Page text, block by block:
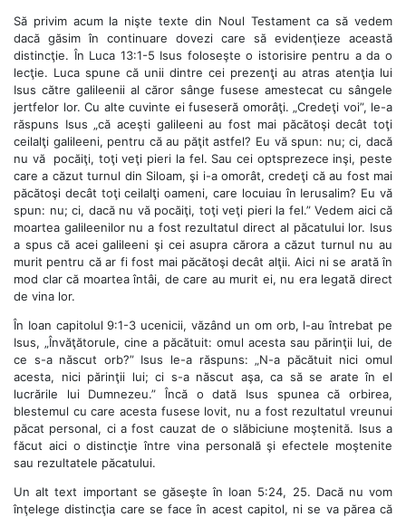
Să privim acum la nişte texte din Noul Testament ca să vedem
dacă găsim în continuare dovezi care să evidenţieze această
distincţie. În Luca 13:1-5 Isus foloseşte o istorisire pentru a da o
lecţie. Luca spune că unii dintre cei prezenţi au atras atenţia lui
Isus către galileenii al căror sânge fusese amestecat cu sângele
jertfelor lor. Cu alte cuvinte ei fuseseră omorâţi. „Credeţi voi”, le-a
răspuns Isus „că aceşti galileeni au fost mai păcătoşi decât toţi
ceilalţi galileeni, pentru că au păţit astfel? Eu vă spun: nu; ci, dacă
nu vă pocăiţi, toţi veţi pieri la fel. Sau cei optsprezece inşi, peste
care a căzut turnul din Siloam, şi i-a omorât, credeţi că au fost mai
păcătoşi decât toţi ceilalţi oameni, care locuiau în Ierusalim? Eu vă
spun: nu; ci, dacă nu vă pocăiţi, toţi veţi pieri la fel.” Vedem aici că
moartea galileenilor nu a fost rezultatul direct al păcatului lor. Isus
a spus că acei galileeni şi cei asupra cărora a căzut turnul nu au
murit pentru că ar fi fost mai păcătoşi decât alţii. Aici ni se arată în
mod clar că moartea întâi, de care au murit ei, nu era legată direct
de vina lor.
În Ioan capitolul 9:1-3 ucenicii, văzând un om orb, l-au întrebat pe
Isus, „Învăţătorule, cine a păcătuit: omul acesta sau părinţii lui, de
ce s-a născut orb?” Isus le-a răspuns: „N-a păcătuit nici omul
acesta, nici părinţii lui; ci s-a născut aşa, ca să se arate în el
lucrările lui Dumnezeu.” Încă o dată Isus spunea că orbirea,
blestemul cu care acesta fusese lovit, nu a fost rezultatul vreunui
păcat personal, ci a fost cauzat de o slăbiciune moştenită. Isus a
făcut aici o distincţie între vina personală şi efectele moştenite
sau rezultatele păcatului.
Un alt text important se găseşte în Ioan 5:24, 25. Dacă nu vom
înţelege distincţia care se face în acest capitol, ni se va părea că